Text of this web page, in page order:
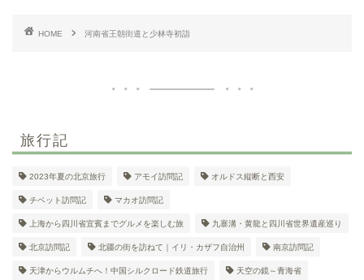
HOME 河南省王朝街道と少林寺初詣
旅行記
2023年夏の北京旅行 アモイ訪問記 オルドス縦断と西安
チベット訪問記 マカオ訪問記
上海から四川省宜賓までグルメを楽しむ旅 九寨溝・黄龍と四川省世界遺産巡り
北京訪問記 北疆の街を訪ねて｜イリ・カザフ自治州 南京訪問記
天津からウルムチへ！中国シルクロード鉄道旅行 天空の鏡～青海省